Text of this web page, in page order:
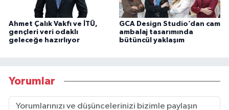
Ahmet Çalık Vakfı ve İTÜ,
gençleri veri odaklı
geleceğe hazırlıyor
GCA Design Studio’dan cam
ambalaj tasarımında
bütüncül yaklaşım
Yorumlar